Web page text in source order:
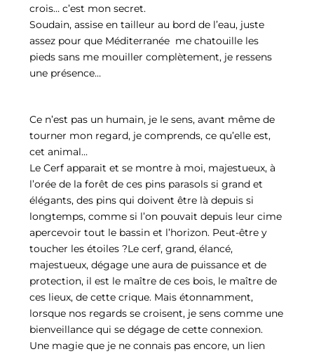
crois… c’est mon secret.
Soudain, assise en tailleur au bord de l’eau, juste
assez pour que Méditerranée me chatouille les
pieds sans me mouiller complètement, je ressens
une présence…
Ce n’est pas un humain, je le sens, avant même de
tourner mon regard, je comprends, ce qu’elle est,
cet animal…
Le Cerf apparait et se montre à moi, majestueux, à
l’orée de la forêt de ces pins parasols si grand et
élégants, des pins qui doivent être là depuis si
longtemps, comme si l’on pouvait depuis leur cime
apercevoir tout le bassin et l’horizon. Peut-être y
toucher les étoiles ?Le cerf, grand, élancé,
majestueux, dégage une aura de puissance et de
protection, il est le maître de ces bois, le maître de
ces lieux, de cette crique. Mais étonnamment,
lorsque nos regards se croisent, je sens comme une
bienveillance qui se dégage de cette connexion.
Une magie que je ne connais pas encore, un lien